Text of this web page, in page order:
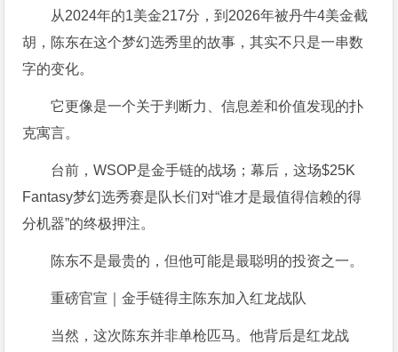
从2024年的1美金217分，到2026年被丹牛4美金截
胡，陈东在这个梦幻选秀里的故事，其实不只是一串数
字的变化。
它更像是一个关于判断力、信息差和价值发现的扑
克寓言。
台前，WSOP是金手链的战场；幕后，这场$25K
Fantasy梦幻选秀赛是队长们对“谁才是最值得信赖的得
分机器”的终极押注。
陈东不是最贵的，但他可能是最聪明的投资之一。
重磅官宣｜金手链得主陈东加入红龙战队
当然，这次陈东并非单枪匹马。他背后是红龙战